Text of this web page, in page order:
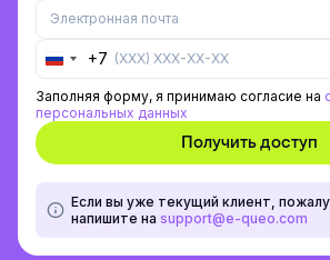
Russia
+7
Заполняя форму, я принимаю согласие на
персональных данных
Если вы уже текущий клиент,
напишите на support@e-queo.com